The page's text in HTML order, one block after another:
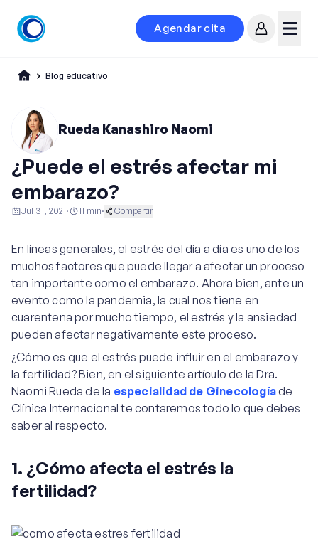
Agendar cita
Blog educativo
Rueda Kanashiro Naomi
¿Puede el estrés afectar mi
embarazo?
Jul 31, 2021· 11 min· Compartir
Ginecología y Obstetricia
En líneas generales, el estrés del día a día es uno de los
muchos factores que puede llegar a afectar un proceso
tan importante como el embarazo. Ahora bien, ante un
evento como la pandemia, la cual nos tiene en
cuarentena por mucho tiempo, el estrés y la ansiedad
pueden afectar negativamente este proceso.
¿Cómo es que el estrés puede influir en el embarazo y
la fertilidad? Bien, en el siguiente artículo de la Dra.
Naomi Rueda de la especialidad de Ginecologíade
Clínica Internacional te contaremos todo lo que debes
saber al respecto.
1. ¿Cómo afecta el estrés la
fertilidad?